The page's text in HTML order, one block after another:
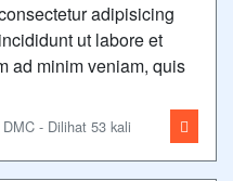
adipisicing
ut labore et
ad minim veniam, quis
- Dilihat 53 kali